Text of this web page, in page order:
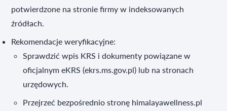
potwierdzone na stronie firmy w indeksowanych
źródłach.
Rekomendacje weryfikacyjne:
Sprawdzić wpis KRS i dokumenty powiązane w
oficjalnym eKRS (ekrs.ms.gov.pl) lub na stronach
urzędowych.
Przejrzeć bezpośrednio stronę himalayawellness.pl